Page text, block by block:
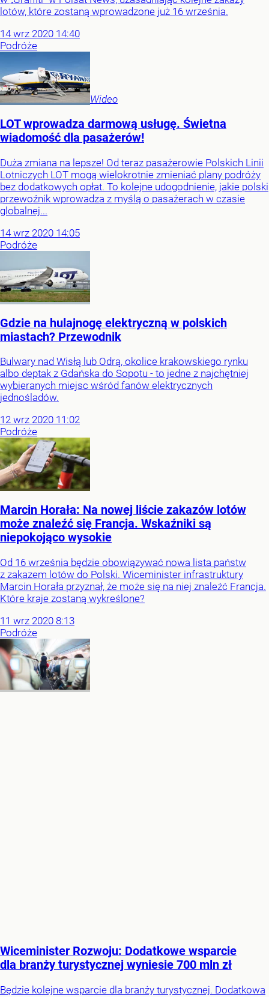
lotów, które zostaną wprowadzone już 16 września.
14 wrz 2020 14:40
Podróże
Wideo
LOT wprowadza darmową usługę. Świetna
wiadomość dla pasażerów!
Duża zmiana na lepsze! Od teraz pasażerowie Polskich Linii
Lotniczych LOT mogą wielokrotnie zmieniać plany podróży
bez dodatkowych opłat. To kolejne udogodnienie, jakie polski
przewoźnik wprowadza z myślą o pasażerach w czasie
globalnej...
14 wrz 2020 14:05
Podróże
Gdzie na hulajnogę elektryczną w polskich
miastach? Przewodnik
Bulwary nad Wisłą lub Odrą, okolice krakowskiego rynku
albo deptak z Gdańska do Sopotu - to jedne z najchętniej
wybieranych miejsc wśród fanów elektrycznych
jednośladów.
12 wrz 2020 11:02
Podróże
Marcin Horała: Na nowej liście zakazów lotów
może znaleźć się Francja. Wskaźniki są
niepokojąco wysokie
Od 16 września będzie obowiązywać nowa lista państw
z zakazem lotów do Polski. Wiceminister infrastruktury
Marcin Horała przyznał, że może się na niej znaleźć Francja.
Które kraje zostaną wykreślone?
11 wrz 2020 8:13
Podróże
Wiceminister Rozwoju: Dodatkowe wsparcie
dla branży turystycznej wyniesie 700 mln zł
Będzie kolejne wsparcie dla branży turystycznej. Dodatkowa